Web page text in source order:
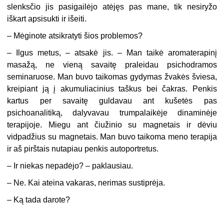
slenksčio jis pasigailėjo atėjęs pas mane, tik nesiryžo
iškart apsisukti ir išeiti.
– Mėginote atsikratyti šios problemos?
– Ilgus metus, – atsakė jis. – Man taikė aromaterapinį
masažą, ne vieną savaitę praleidau psichodramos
seminaruose. Man buvo taikomas gydymas žvakės šviesa,
kreipiant ją į akumuliacinius taškus bei čakras. Penkis
kartus per savaitę guldavau ant kušetės pas
psichoanalitiką, dalyvavau trumpalaikėje dinaminėje
terapijoje. Miegu ant čiužinio su magnetais ir dėviu
vidpadžius su magnetais. Man buvo taikoma meno terapija
ir aš pirštais nutapiau penkis autoportretus.
– Ir niekas nepadėjo? – paklausiau.
– Ne. Kai ateina vakaras, nerimas sustiprėja.
– Ką tada darote?